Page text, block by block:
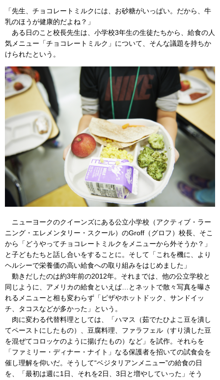
「先生、チョコレートミルクには、お砂糖がいっぱい。だから、牛
乳のほうが健康的だよね？」
ある日のこと校長先生は、小学校3年生の生徒たちから、給食の人
気メニュー「チョコレートミルク」について、そんな議題を持ちか
けられたという。
ニューヨークのクイーンズにある公立小学校（アクティブ・ラー
ニング・エレメンタリー・スクール）のGroff（グロフ）校長、そこ
から「どうやってチョコレートミルクをメニューから外そうか？」
と子どもたちと話し合いをすることに。そして「これを機に、より
ヘルシーで栄養価の高い給食への取り組みをはじめました」
動きだしたのは約3年前の2012年。それまでは、他の公立学校と
同じように、アメリカの給食といえば…とネットで散々写真を曝さ
れるメニューと相も変わらず「ピザやホットドック、サンドイッ
チ、タコスなどが多かった」という。
肉に変わる代替料理としては、「ハマス（茹でたひよこ豆を潰し
てペーストにしたもの）、豆腐料理、ファラフェル（すり潰した豆
を混ぜてコロッケのように揚げたもの）など」を試作。それらを
「ファミリー・ディナー・ナイト」なる保護者を招いての試食会を
催し理解を仰いだ。そうして“ベジタリアンメニュー”の給食の日
を、「最初は週に1日、それを2日、3日と増やしていった」そう